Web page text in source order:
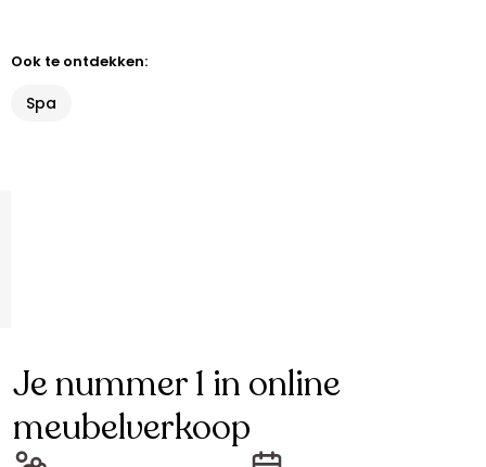
Ook te ontdekken:
Spa
Je nummer 1 in online
meubelverkoop